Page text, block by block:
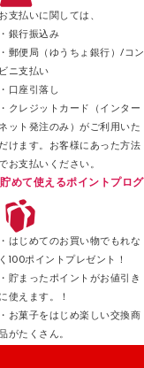
スティックのり
クリップ
カッター
支払いに関しては、
銀行振込み
郵便局（ゆうちょ銀行）/コン
ニ支払い
口座引落し
クレジットカード（インター
ット発注のみ）がご利用いた
けます。お客様にあった方法
お支払いください。
貯めて使えるポイントプロ
はじめてのお買い物でもれな
100ポイントプレゼント！
貯まったポイントがお値引き
使えます。！
お菓子をはじめ楽しい交換商
がたくさん。